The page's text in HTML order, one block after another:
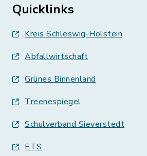
Quicklinks
Kreis Schleswig-Holstein
Abfallwirtschaft
Grünes Binnenland
Treenespiegel
Schulverband Sieverstedt
ETS